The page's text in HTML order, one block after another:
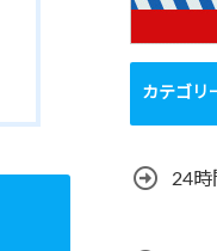
カテゴリ
24時